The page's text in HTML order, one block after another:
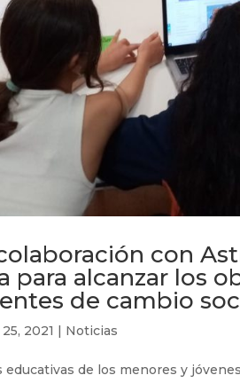
con
para alcanzar los
de cambio
2021 | Noticias
educativas de los menores y